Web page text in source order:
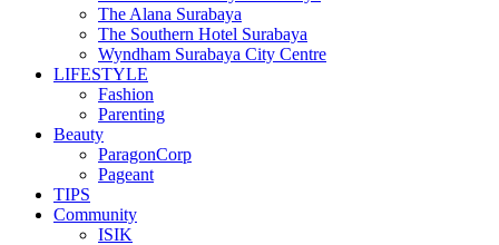
The Alana Surabaya
The Southern Hotel Surabaya
Wyndham Surabaya City Centre
LIFESTYLE
Fashion
Parenting
Beauty
ParagonCorp
Pageant
TIPS
Community
ISIK